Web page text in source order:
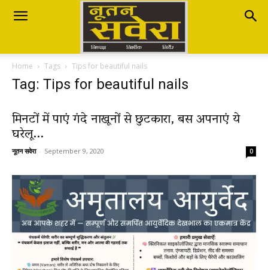
Nutan
Savera
नूतन
Breaking
Home Tags Tips for beautiful nails
Tag: Tips for beautiful nails
मिनटों में पाएं गंदे नाखूनों से छुटकारा, बस अपनाएं ये
घरेलू...
नूतन सवेरा - September 9, 2020 0